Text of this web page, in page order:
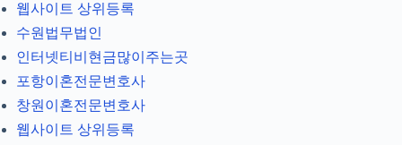
웹사이트 상위등록
수원법무법인
인터넷티비현금많이주는곳
포항이혼전문변호사
창원이혼전문변호사
웹사이트 상위등록